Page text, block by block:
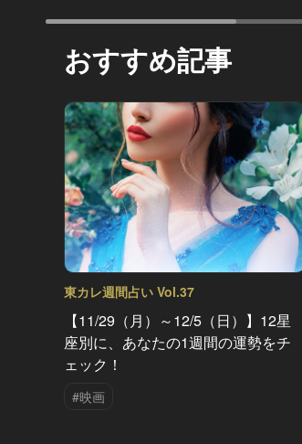
おすすめ記事
東カレ週間占い Vol.37
【11/29（月）～12/5（日）】12星
座別に、あなたの1週間の運勢をチ
ェック！
#映画